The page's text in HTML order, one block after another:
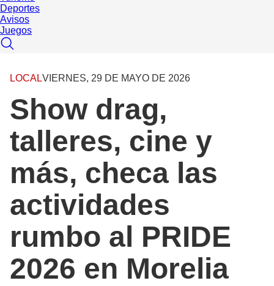
Deportes
Avisos
Juegos
LOCALVIERNES, 29 DE MAYO DE 2026
Show drag,
talleres, cine y
más, checa las
actividades
rumbo al PRIDE
2026 en Morelia